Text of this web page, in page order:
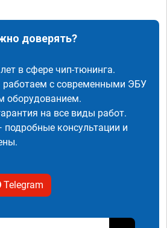
доверять?
в сфере чип-тюнинга.
работаем с современными ЭБУ
оборудованием.
на все виды работ.
подробные консультации и
Telegram